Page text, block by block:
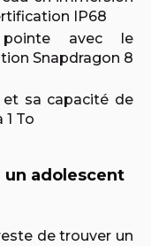
IP68
avec le
Snapdragon 8
et sa capacité de
To
un adolescent
de trouver un